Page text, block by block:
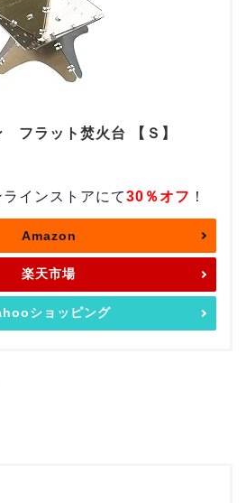
フラット焚火台 【Ｓ】
インストアにて30％オフ ！
Amazon
楽天市場
ショッピング